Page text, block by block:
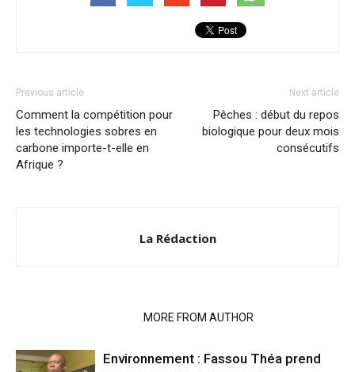
Previous article
Comment la compétition pour
les technologies sobres en
carbone importe-t-elle en
Afrique ?
Next article
Pêches : début du repos
biologique pour deux mois
consécutifs
La Rédaction
MORE FROM AUTHOR
Environnement : Fassou Théa prend